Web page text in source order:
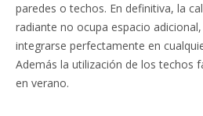
paredes o techos. En definitiva, la
radiante no ocupa espacio
integrarse perfectamente en
Además la utilización de los techos
en verano.